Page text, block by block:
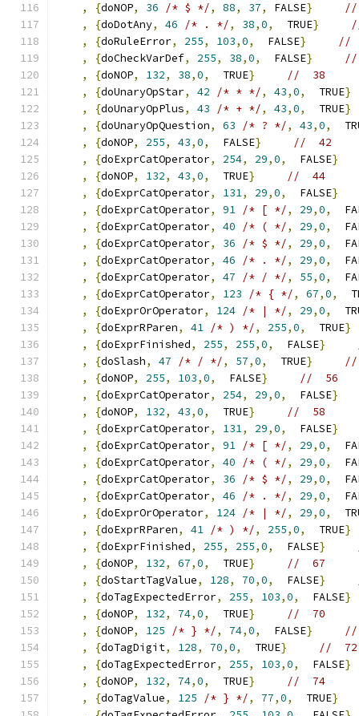
, {doNOP, 36 /* $ */, 88, 37, FALSE}
,
{doDotAny, 46 /* . */, 38,0,
  TRUE
}
,
{doRuleError, 255, 103,0,
  FALSE
}
//
,
{doCheckVarDef, 255, 38,0,
  FALSE
}
//
,
{doNOP, 132, 38,0,
  TRUE
}
//  38
,
{doUnaryOpStar, 42 /* * */, 43,0,
  TRUE
}
,
{doUnaryOpPlus, 43 /* + */, 43,0,
  TRUE
}
,
{doUnaryOpQuestion, 63 /* ? */, 43,0,
,
{doNOP, 255, 43,0,
  FALSE
}
//  42
,
{doExprCatOperator, 254, 29,0,
  FALSE
}
,
{doNOP, 132, 43,0,
  TRUE
}
//  44
,
{doExprCatOperator, 131, 29,0,
  FALSE
}
,
{doExprCatOperator, 91 /* [ */, 29,0,
,
{doExprCatOperator, 40 /* ( */, 29,0,
,
{doExprCatOperator, 36 /* $ */, 29,0,
,
{doExprCatOperator, 46 /* . */, 29,0,
,
{doExprCatOperator, 47 /* / */, 55,0,
,
{doExprCatOperator, 123 /* { */, 67,0,
,
{doExprOrOperator, 124 /* | */, 29,0,
,
{doExprRParen, 41 /* ) */, 255,0,
  TRUE
}
,
{doExprFinished, 255, 255,0,
  FALSE
}
,
{doSlash, 47 /* / */, 57,0,
  TRUE
}
//
,
{doNOP, 255, 103,0,
  FALSE
}
//  56
,
{doExprCatOperator, 254, 29,0,
  FALSE
}
,
{doNOP, 132, 43,0,
  TRUE
}
//  58
,
{doExprCatOperator, 131, 29,0,
  FALSE
}
,
{doExprCatOperator, 91 /* [ */, 29,0,
,
{doExprCatOperator, 40 /* ( */, 29,0,
,
{doExprCatOperator, 36 /* $ */, 29,0,
,
{doExprCatOperator, 46 /* . */, 29,0,
,
{doExprOrOperator, 124 /* | */, 29,0,
,
{doExprRParen, 41 /* ) */, 255,0,
  TRUE
}
,
{doExprFinished, 255, 255,0,
  FALSE
}
,
{doNOP, 132, 67,0,
  TRUE
}
//  67
,
{doStartTagValue, 128, 70,0,
  FALSE
}
,
{doTagExpectedError, 255, 103,0,
  FALSE
}
,
{doNOP, 132, 74,0,
  TRUE
}
//  70
,
{doNOP, 125 /* } */, 74,0,
  FALSE
}
,
{doTagDigit, 128, 70,0,
  TRUE
}
//
,
{doTagExpectedError, 255, 103,0,
  FALSE
}
,
{doNOP, 132, 74,0,
  TRUE
}
//  74
,
{doTagValue, 125 /* } */, 77,0,
  TRUE
}